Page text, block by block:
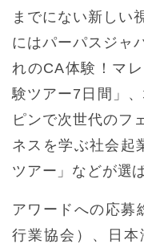
までにない新しい
にはパーパスジャ
れのCA体験！マ
験ツアー7日間」
ピンで次世代のフ
ネスを学ぶ社会起
ツアー」などが選
アワードへの応募
行業協会）、日